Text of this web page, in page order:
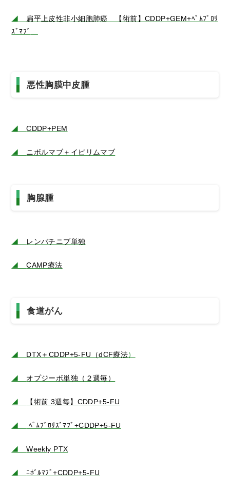
◢ 扁平上皮性非小細胞肺癌 【術前】CDDP+GEM+ﾍﾟﾑﾌﾞﾛﾘ
ｽﾞﾏﾌﾞ
悪性胸膜中皮腫
◢CDDP+PEM
◢ ニボルマブ＋イピリムマブ
胸腺腫
◢ レンバチニブ単独
◢CAMP療法
食道がん
◢ DTX＋CDDP+5-FU（dCF療法）
◢ オプジーボ単独（２週毎）
◢ 【術前 3週毎】CDDP+5-FU
◢ ﾍﾟﾑﾌﾞﾛﾘｽﾞﾏﾌﾞ+CDDP+5-FU
◢Weekly PTX
◢ﾆﾎﾞﾙﾏﾌﾞ+CDDP+5-FU